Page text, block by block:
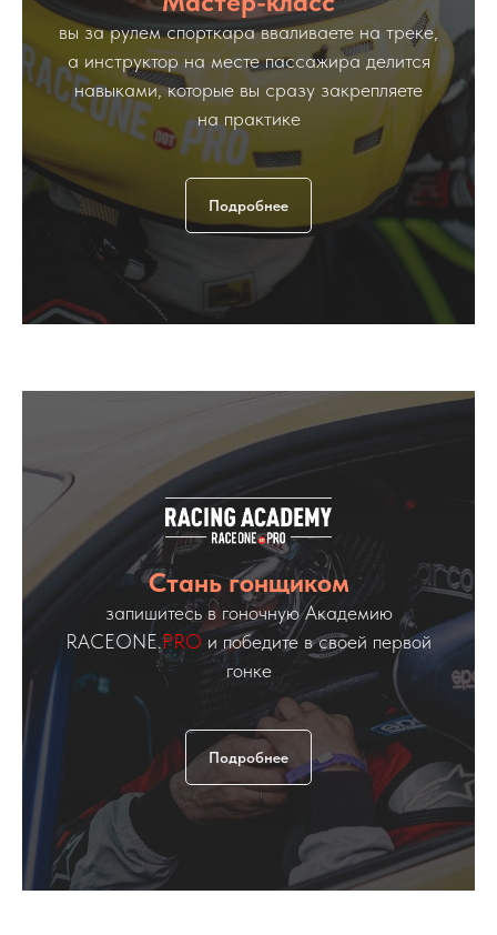
вы за рулем спорткара вваливаете на треке,
а инструктор на месте пассажира делится
навыками, которые вы сразу закрепляете
на практике
Подробнее
Стань гонщиком
запишитесь в гоночную Академию
RACEONE.PRO и победите в своей первой
гонке
Подробнее